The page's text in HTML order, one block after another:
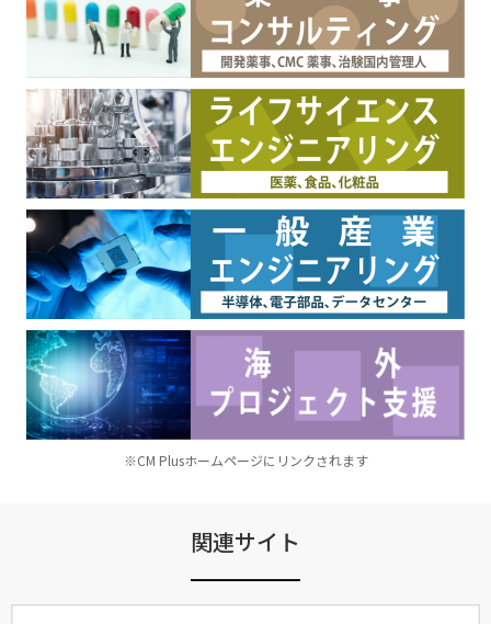
※CM Plusホームページにリンクされます
関連サイト